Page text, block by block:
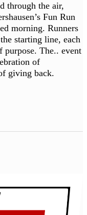
through the air,
Fun Run
morning. Runners
starting line, each
purpose. The.. event
of
giving back.